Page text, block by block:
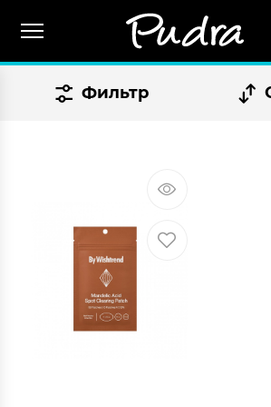
Фильтр